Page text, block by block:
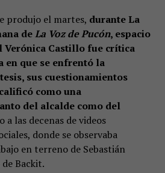
produjo el martes, durante La
deLa Voz de Pucón, espacio
Verónica Castillo fue crítica
en que se enfrentó la
sus cuestionamientos
como una
del alcalde como del
a las decenas de videos
donde se observaba
en terreno de Sebastián
Backit.